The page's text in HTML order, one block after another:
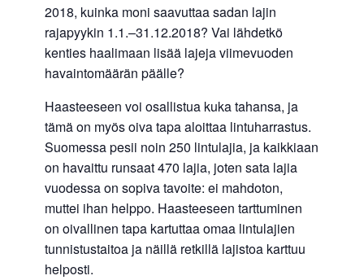
2018, kuinka moni saavuttaa sadan lajin
rajapyykin 1.1.–31.12.2018? Vai lähdetkö
kenties haalimaan lisää lajeja viimevuoden
havaintomäärän päälle?
Haasteeseen voi osallistua kuka tahansa, ja
tämä on myös oiva tapa aloittaa lintuharrastus.
Suomessa pesii noin 250 lintulajia, ja kaikkiaan
on havaittu runsaat 470 lajia, joten sata lajia
vuodessa on sopiva tavoite: ei mahdoton,
muttei ihan helppo. Haasteeseen tarttuminen
on oivallinen tapa kartuttaa omaa lintulajien
tunnistustaitoa ja näillä retkillä lajistoa karttuu
helposti.